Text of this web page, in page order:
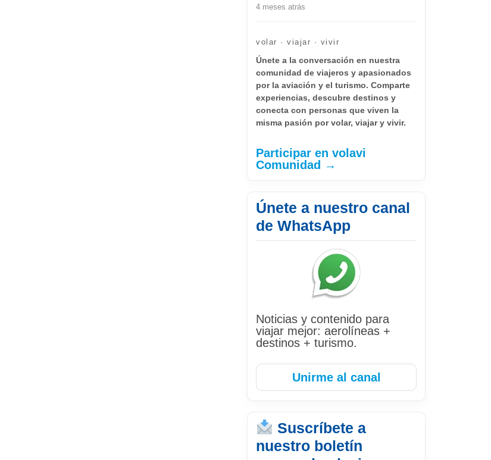
4 meses atrás
volar · viajar · vivir
Únete a la conversación en nuestra
comunidad de viajeros y apasionados
por la aviación y el turismo. Comparte
experiencias, descubre destinos y
conecta con personas que viven la
misma pasión por volar, viajar y vivir.
Participar en volavi
Comunidad →
Únete a nuestro canal
de WhatsApp
Noticias y contenido para
viajar mejor: aerolíneas +
destinos + turismo.
Unirme al canal
Suscríbete a
nuestro boletín